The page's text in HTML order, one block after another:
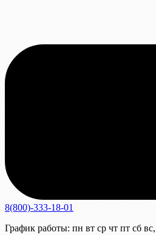
8(800)-333-18-01
График работы: пн вт ср чт пт сб вс,